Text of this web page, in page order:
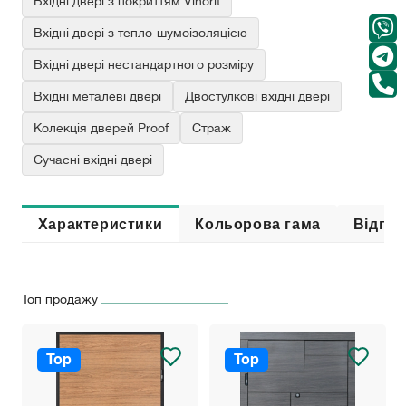
Вхідні двері з тепло-шумоізоляцією
Вхідні двері нестандартного розміру
Вхідні металеві двері Двостулкові вхідні двері
Колекція дверей Proof Страж
Сучасні вхідні двері
Характеристики Кольорова гама
Топ продажу
Top Top